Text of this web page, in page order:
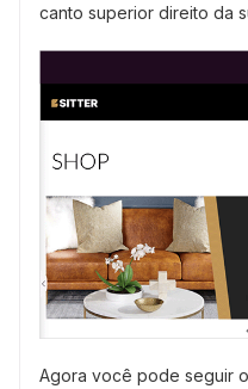
canto superior direito da
Agora você pode seguir